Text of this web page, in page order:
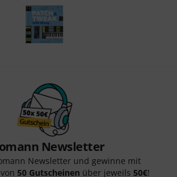
Newsletter
Newsletter und gewinne mit
50 Gutscheinen über jeweils 50€!